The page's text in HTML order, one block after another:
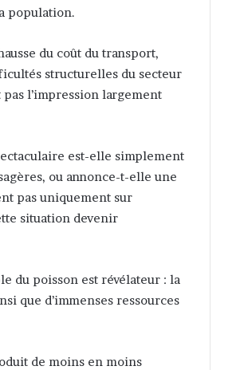
population.
du coût du transport,
structurelles du secteur
l’impression largement
est-elle simplement
ou annonce-t-elle une
pas uniquement sur
situation devenir
du poisson est révélateur : la
que d’immenses ressources
de moins en moins